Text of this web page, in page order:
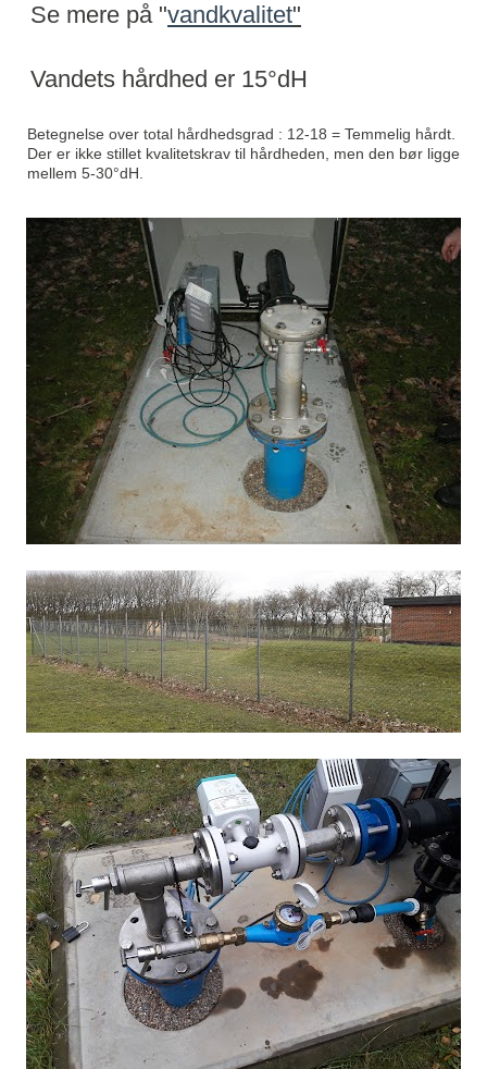
Se mere på "vandkvalitet"
Vandets hårdhed er 15°dH
Betegnelse over total hårdhedsgrad : 12-18 = Temmelig hårdt.
Der er ikke stillet kvalitetskrav til hårdheden, men den bør ligge
mellem 5-30°dH.